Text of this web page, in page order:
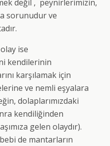
değil , peynirlerimizin,
sorunudur ve
ise
kendilerinin
karşılamak için
ve nemli eşyalara
dolaplarımızdaki
kendiliğinden
gelen olaydır).
de mantarların